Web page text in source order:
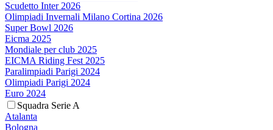
Scudetto Inter 2026
Olimpiadi Invernali Milano Cortina 2026
Super Bowl 2026
Eicma 2025
Mondiale per club 2025
EICMA Riding Fest 2025
Paralimpiadi Parigi 2024
Olimpiadi Parigi 2024
Euro 2024
Squadra Serie A
Atalanta
Bologna